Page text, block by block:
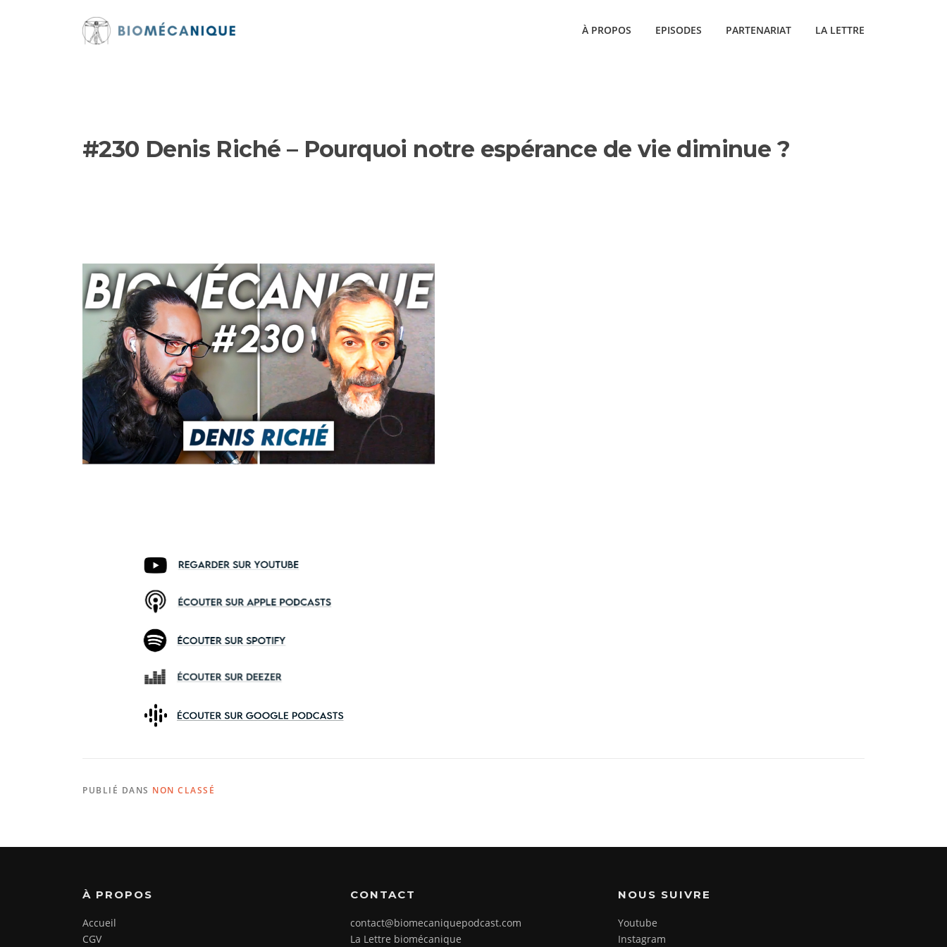
À PROPOS EPISODES PARTENARIAT LA LETTRE
#230 Denis Riché – Pourquoi notre espérance de vie diminue ?
PUBLIÉ DANS NON CLASSÉ
À PROPOS
Accueil
CGV
CONTACT
contact@biomecaniquepodcast.com
La Lettre biomécanique
NOUS SUIVRE
Youtube
Instagram